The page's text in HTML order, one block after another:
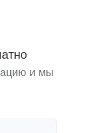
и мы